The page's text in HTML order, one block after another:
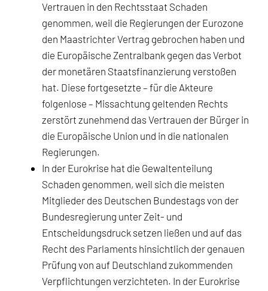
Vertrauen in den Rechtsstaat Schaden
genommen, weil die Regierungen der Eurozone
den Maastrichter Vertrag gebrochen haben und
die Europäische Zentralbank gegen das Verbot
der monetären Staatsfinanzierung verstoßen
hat. Diese fortgesetzte – für die Akteure
folgenlose – Missachtung geltenden Rechts
zerstört zunehmend das Vertrauen der Bürger in
die Europäische Union und in die nationalen
Regierungen.
In der Eurokrise hat die Gewaltenteilung
Schaden genommen, weil sich die meisten
Mitglieder des Deutschen Bundestags von der
Bundesregierung unter Zeit- und
Entscheidungsdruck setzen ließen und auf das
Recht des Parlaments hinsichtlich der genauen
Prüfung von auf Deutschland zukommenden
Verpflichtungen verzichteten. In der Eurokrise